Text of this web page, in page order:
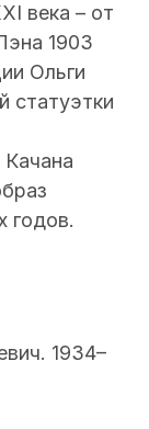
века – от
1903
Ольги
статуэтки
годов.
1934–